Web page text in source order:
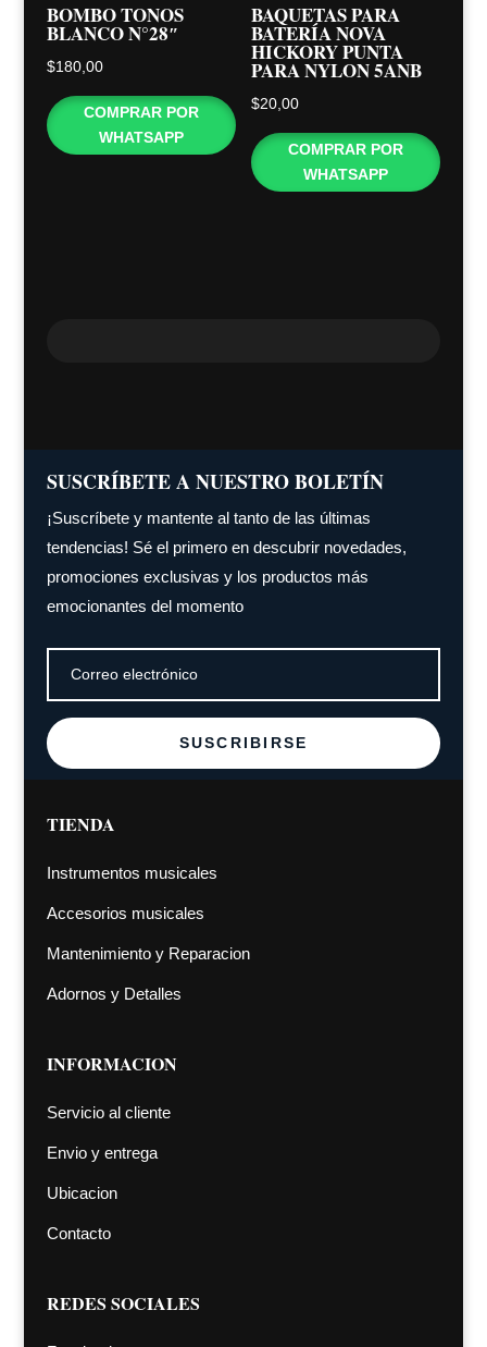
BOMBO TONOS
BLANCO N°28″
$180,00
COMPRAR POR
WHATSAPP
BAQUETAS PARA
BATERÍA NOVA
HICKORY PUNTA
PARA NYLON 5ANB
$20,00
COMPRAR POR
WHATSAPP
SUSCRÍBETE A NUESTRO BOLETÍN
¡Suscríbete y mantente al tanto de las últimas
tendencias! Sé el primero en descubrir novedades,
promociones exclusivas y los productos más
emocionantes del momento
SUSCRIBIRSE
TIENDA
Instrumentos musicales
Accesorios musicales
Mantenimiento y Reparacion
Adornos y Detalles
INFORMACION
Servicio al cliente
Envio y entrega
Ubicacion
Contacto
REDES SOCIALES